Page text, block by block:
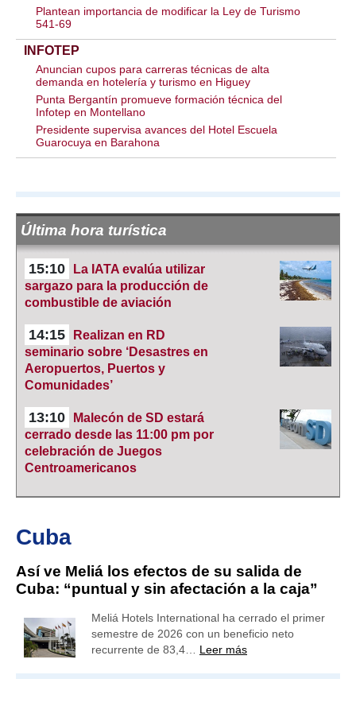
Plantean importancia de modificar la Ley de Turismo
541-69
INFOTEP
Anuncian cupos para carreras técnicas de alta
demanda en hotelería y turismo en Higuey
Punta Bergantín promueve formación técnica del
Infotep en Montellano
Presidente supervisa avances del Hotel Escuela
Guarocuya en Barahona
Última hora turística
15:10
La IATA evalúa utilizar
sargazo para la producción de
combustible de aviación
14:15
Realizan en RD
seminario sobre ‘Desastres en
Aeropuertos, Puertos y
Comunidades’
13:10
Malecón de SD estará
cerrado desde las 11:00 pm por
celebración de Juegos
Centroamericanos
Cuba
Así ve Meliá los efectos de su salida de
Cuba: “puntual y sin afectación a la caja”
Meliá Hotels International ha cerrado el primer
semestre de 2026 con un beneficio neto
recurrente de 83,4… Leer más